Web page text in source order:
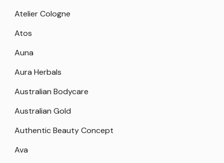
Atelier Cologne
Atos
Auna
Aura Herbals
Australian Bodycare
Australian Gold
Authentic Beauty Concept
Ava